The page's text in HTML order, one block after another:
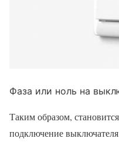
Фаза или ноль на
Таким образом,
подключение